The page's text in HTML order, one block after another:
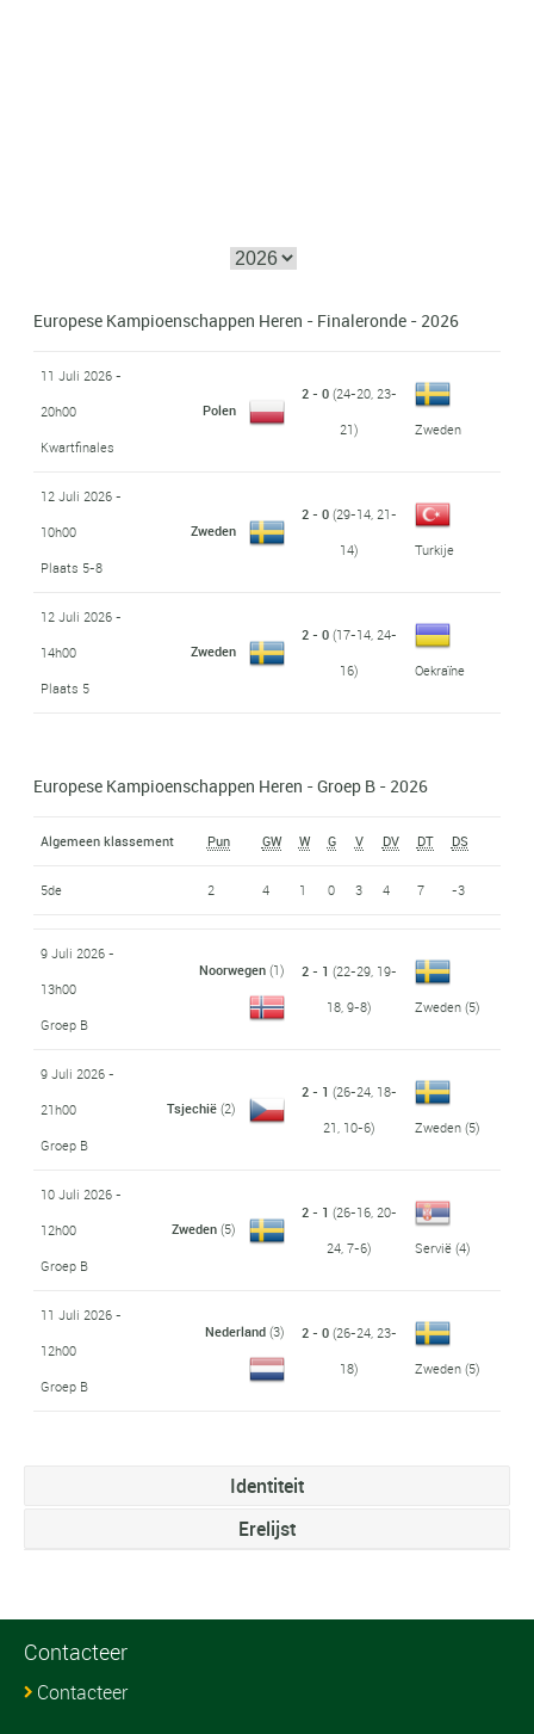
Europese Kampioenschappen Heren - Finaleronde - 2026
11 Juli 2026 -
20h00
Kwartfinales
Polen
2 - 0 (24-20, 23-
21)
Zweden
12 Juli 2026 -
10h00
Plaats 5-8
Zweden
2 - 0 (29-14, 21-
14)
Turkije
12 Juli 2026 -
14h00
Plaats 5
Zweden
2 - 0 (17-14, 24-
16)
Oekraïne
Europese Kampioenschappen Heren - Groep B - 2026
Algemeen klassement Pun GW W G V DV DT DS
5de 2 4 1 0 3 4 7 -3
9 Juli 2026 -
13h00
Groep B
Noorwegen(1) 2 - 1 (22-29, 19-
18, 9-8)
Zweden(5)
9 Juli 2026 -
21h00
Groep B
Tsjechië(2)
2 - 1 (26-24, 18-
21, 10-6)
Zweden(5)
10 Juli 2026 -
12h00
Groep B
Zweden(5)
2 - 1 (26-16, 20-
24, 7-6)
Servië(4)
11 Juli 2026 -
12h00
Groep B
Nederland(3) 2 - 0 (26-24, 23-
18)
Zweden(5)
Identiteit
Erelijst
Contacteer
Contacteer